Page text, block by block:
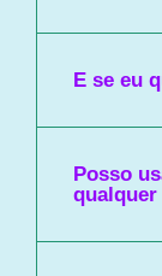
E se eu
Posso